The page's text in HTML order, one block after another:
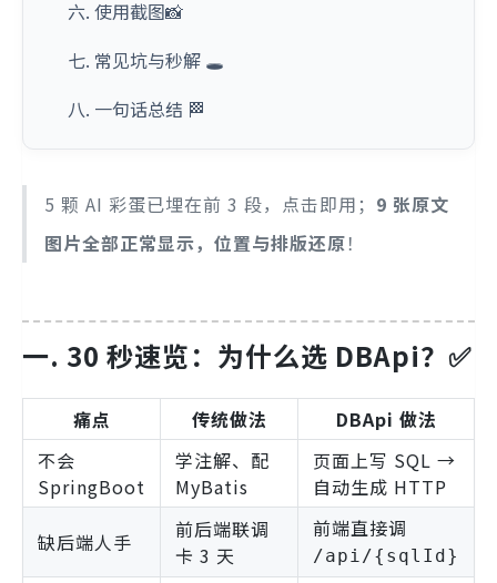
六. 使用截图📸
七. 常见坑与秒解 🕳️
八. 一句话总结 🏁
5 颗 AI 彩蛋已埋在前 3 段，点击即用； 9 张原文
图片全部正常显示，位置与排版还原！
一. 30 秒速览：为什么选 DBApi？✅
痛点 传统做法
DBApi 做法
不会
SpringBoot
学注解、配
MyBatis
页面上写 SQL →
自动生成 HTTP
缺后端人手
前后端联调
卡 3 天
前端直接调
/api/{sqlId}